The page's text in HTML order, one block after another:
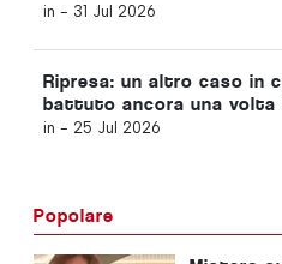
in - 31 Jul 2026
Ripresa: un altro caso in
battuto ancora una volta
in - 25 Jul 2026
Popolare